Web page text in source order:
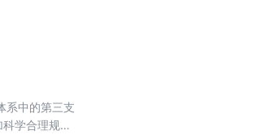
的投资交流
不同专题进
验。
系中的第三支
学合理规划